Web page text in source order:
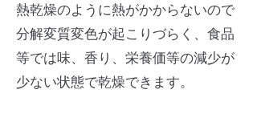
熱乾燥のように熱がかからないので
分解変質変色が起こりづらく、食品
等では味、香り、栄養価等の減少が
少ない状態で乾燥できます。